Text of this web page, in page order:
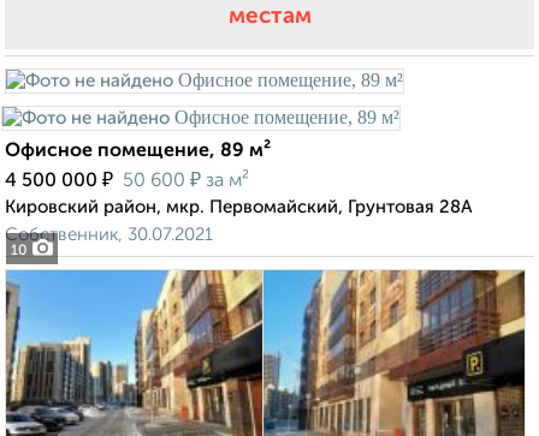
местам
10
Офисное помещение, 89 м²
4 500 000 ₽ 50 600 ₽ за м²
Кировский район, мкр. Первомайский, Грунтовая 28А
Собственник, 30.07.2021